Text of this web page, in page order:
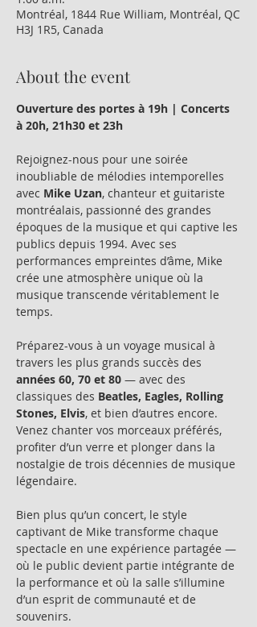
Montréal, 1844 Rue William, Montréal, QC
H3J 1R5, Canada
About the event
Ouverture des portes à 19h | Concerts
à 20h, 21h30 et 23h
Rejoignez-nous pour une soirée
inoubliable de mélodies intemporelles
avec Mike Uzan, chanteur et guitariste
montréalais, passionné des grandes
époques de la musique et qui captive les
publics depuis 1994. Avec ses
performances empreintes d’âme, Mike
crée une atmosphère unique où la
musique transcende véritablement le
temps.
Préparez-vous à un voyage musical à
travers les plus grands succès des
années 60, 70 et 80 — avec des
classiques des Beatles, Eagles, Rolling
Stones, Elvis, et bien d’autres encore.
Venez chanter vos morceaux préférés,
profiter d’un verre et plonger dans la
nostalgie de trois décennies de musique
légendaire.
Bien plus qu’un concert, le style
captivant de Mike transforme chaque
spectacle en une expérience partagée —
où le public devient partie intégrante de
la performance et où la salle s’illumine
d’un esprit de communauté et de
souvenirs.